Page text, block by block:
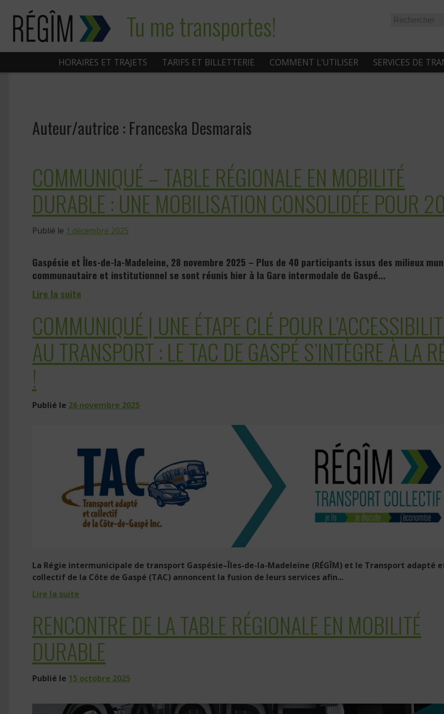
contenu
Tu me transportes!
HORAIRES ET TRAJETS TARIFS ET BILLETTERIE COMMENT L’UTILISER SERVICES DE
Auteur/autrice : Franceska Desmarais
COMMUNIQUÉ – TABLE RÉGIONALE EN MOBILITÉ
DURABLE : UNE MOBILISATION CONSOLIDÉE POUR
Publié le 1 décembre 2025
Gaspésie et Îles-de-la-Madeleine, 28 novembre 2025 – Plus de 40 participants issus des milieux
communautaire et institutionnel se sont réunis hier à la Gare intermodale de Gaspé...
Lire la suite
COMMUNIQUÉ | UNE ÉTAPE CLÉ POUR
AU TRANSPORT : LE TAC DE GASPÉ S’INTÈGRE À LA
!
Publié le 26 novembre 2025
La Régie intermunicipale de transport Gaspésie–Îles-de-la-Madeleine (RÉGÎM) et le Transport adapté
collectif de la Côte de Gaspé (TAC) annoncent la fusion de leurs services afin...
Lire la suite
RENCONTRE DE LA TABLE RÉGIONALE EN MOBILITÉ
DURABLE
Publié le 15 octobre 2025